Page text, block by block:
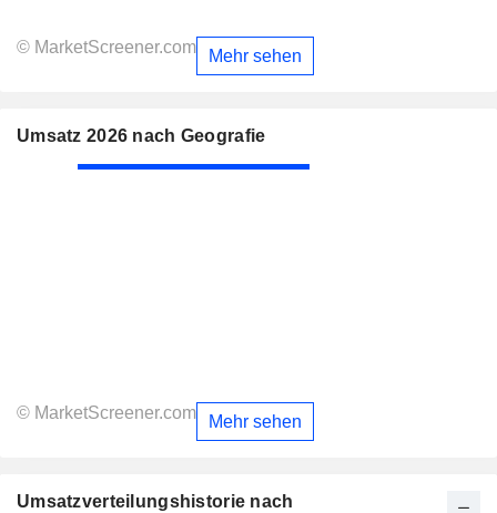
© MarketScreener.com Mehr sehen
Umsatz 2026 nach Geografie
© MarketScreener.com Mehr sehen
Umsatzverteilungshistorie nach